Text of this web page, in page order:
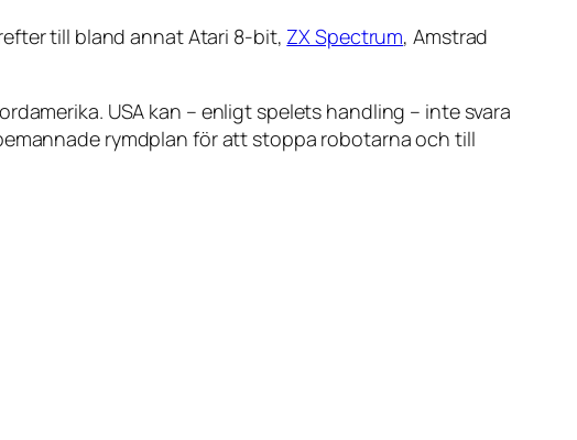
till bland annat Atari 8-bit, ZX Spectrum, Amstrad
USA kan – enligt spelets handling – inte svara
rymdplan för att stoppa robotarna och till